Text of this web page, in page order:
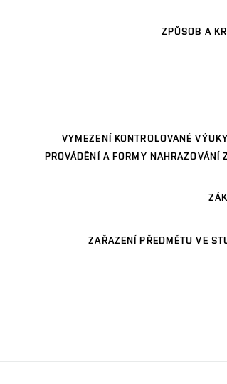
ZPŮSOB A
VYMEZENÍ KONTROLOVANÉ
PROVÁDĚNÍ A FORMY NAHRAZOVÁNÍ
ZAŘAZENÍ PŘEDMĚTU VE